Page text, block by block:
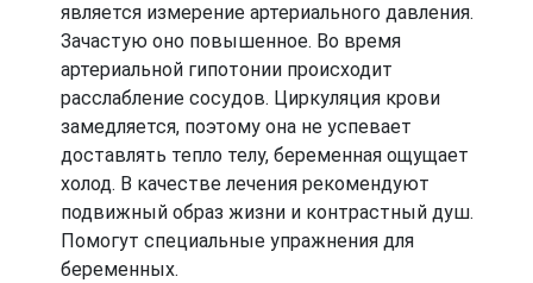
является измерение артериального давления.
Зачастую оно повышенное. Во время
артериальной гипотонии происходит
расслабление сосудов. Циркуляция крови
замедляется, поэтому она не успевает
доставлять тепло телу, беременная ощущает
холод. В качестве лечения рекомендуют
подвижный образ жизни и контрастный душ.
Помогут специальные упражнения для
беременных.